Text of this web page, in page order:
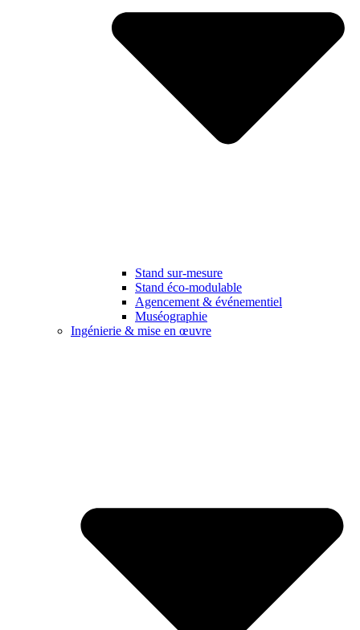
Stand sur-mesure
Stand éco-modulable
Agencement & événementiel
Muséographie
Ingénierie & mise en œuvre